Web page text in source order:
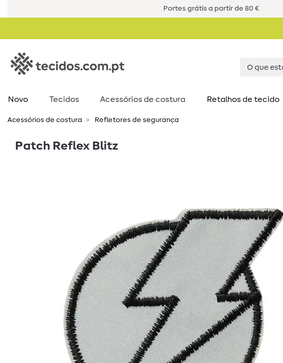
Portes grátis a partir de 80 €
Novo Tecidos Acessórios de costura​ Retalhos de tecido
Acessórios de costura​ Refletores de segurança
Patch Reflex Blitz